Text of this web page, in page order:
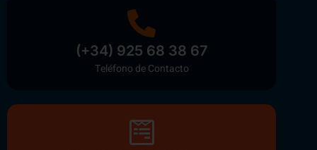
(+34) 925 68 38 67
Teléfono de Contacto